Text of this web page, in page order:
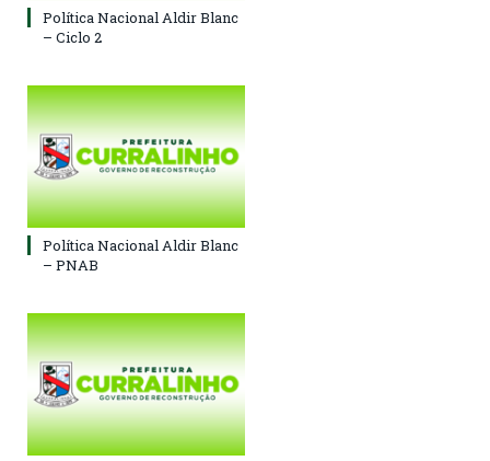
Política Nacional Aldir Blanc
– Ciclo 2
Política Nacional Aldir Blanc
– PNAB